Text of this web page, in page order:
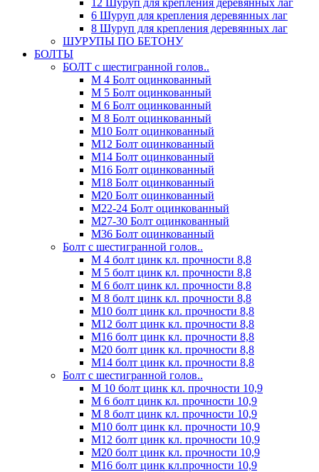
12 Шуруп для крепления деревянных лаг
6 Шуруп для крепления деревянных лаг
8 Шуруп для крепления деревянных лаг
ШУРУПЫ ПО БЕТОНУ
БОЛТЫ
БОЛТ с шестигранной голов..
М 4 Болт оцинкованный
М 5 Болт оцинкованный
М 6 Болт оцинкованный
М 8 Болт оцинкованный
М10 Болт оцинкованный
М12 Болт оцинкованный
М14 Болт оцинкованный
М16 Болт оцинкованный
М18 Болт оцинкованный
М20 Болт оцинкованный
М22-24 Болт оцинкованный
М27-30 Болт оцинкованный
М36 Болт оцинкованный
Болт с шестигранной голов..
М 4 болт цинк кл. прочности 8,8
М 5 болт цинк кл. прочности 8,8
М 6 болт цинк кл. прочности 8,8
М 8 болт цинк кл. прочности 8,8
М10 болт цинк кл. прочности 8,8
М12 болт цинк кл. прочности 8,8
М16 болт цинк кл. прочности 8,8
М20 болт цинк кл. прочности 8,8
М14 болт цинк кл. прочности 8,8
Болт с шестигранной голов..
М 10 болт цинк кл. прочности 10,9
М 6 болт цинк кл. прочности 10,9
М 8 болт цинк кл. прочности 10,9
М10 болт цинк кл. прочности 10,9
М12 болт цинк кл. прочности 10,9
М20 болт цинк кл. прочности 10,9
М16 болт цинк кл.прочности 10,9